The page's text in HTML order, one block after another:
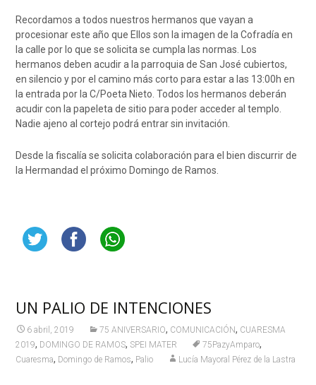
Recordamos a todos nuestros hermanos que vayan a
procesionar este año que Ellos son la imagen de la Cofradía en
la calle por lo que se solicita se cumpla las normas. Los
hermanos deben acudir a la parroquia de San José cubiertos,
en silencio y por el camino más corto para estar a las 13:00h en
la entrada por la C/Poeta Nieto. Todos los hermanos deberán
acudir con la papeleta de sitio para poder acceder al templo.
Nadie ajeno al cortejo podrá entrar sin invitación.
Desde la fiscalía se solicita colaboración para el bien discurrir de
la Hermandad el próximo Domingo de Ramos.
UN PALIO DE INTENCIONES
6 abril, 2019 75 ANIVERSARIO, COMUNICACIÓN, CUARESMA
2019, DOMINGO DE RAMOS, SPEI MATER 75PazyAmparo,
Cuaresma, Domingo de Ramos, Palio Lucía Mayoral Pérez de la Lastra